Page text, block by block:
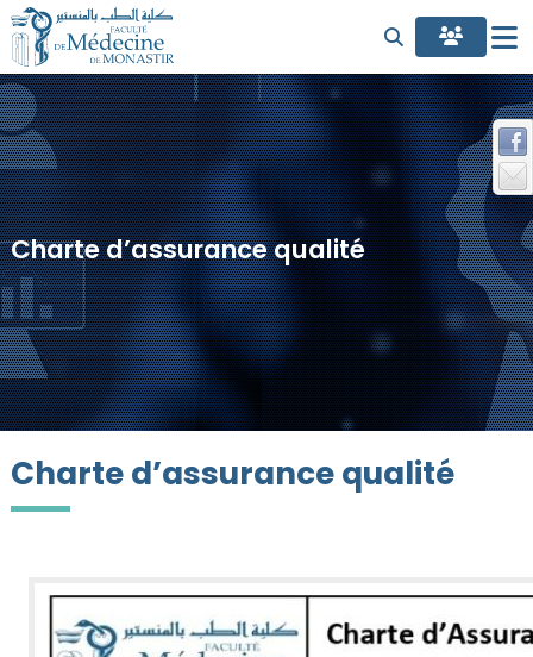
Charte d’assurance qualité
Charte d’assurance qualité